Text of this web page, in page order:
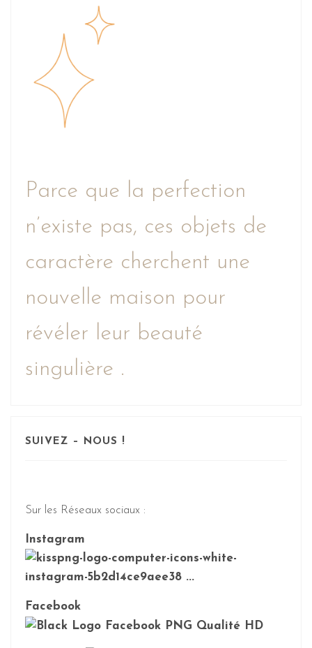
Parce que la perfection
n’existe pas, ces objets de
caractère cherchent une
nouvelle maison pour
révéler leur beauté
singulière .
SUIVEZ – NOUS !
Sur les Réseaux sociaux :
Instagram
Facebook